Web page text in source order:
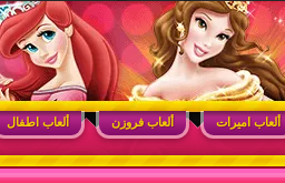
ممتعة للبنات
ألعاب اميرات ألعاب فروزن ألعاب اطفال